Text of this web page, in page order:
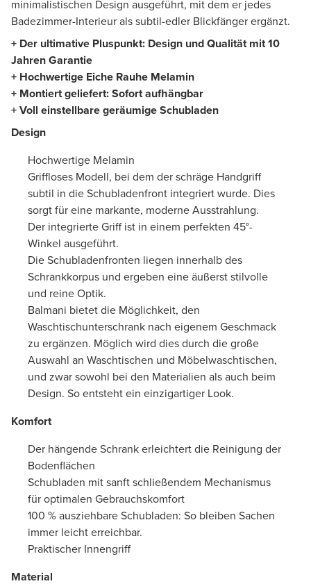
minimalistischen Design ausgeführt, mit dem er jedes
Badezimmer-Interieur als subtil-edler Blickfänger ergänzt.
+ Der ultimative Pluspunkt: Design und Qualität mit 10
Jahren Garantie
+ Hochwertige Eiche Rauhe Melamin
+ Montiert geliefert: Sofort aufhängbar
+ Voll einstellbare geräumige Schubladen
Design
Hochwertige Melamin
Griffloses Modell, bei dem der schräge Handgriff
subtil in die Schubladenfront integriert wurde. Dies
sorgt für eine markante, moderne Ausstrahlung.
Der integrierte Griff ist in einem perfekten 45°-
Winkel ausgeführt.
Die Schubladenfronten liegen innerhalb des
Schrankkorpus und ergeben eine äußerst stilvolle
und reine Optik.
Balmani bietet die Möglichkeit, den
Waschtischunterschrank nach eigenem Geschmack
zu ergänzen. Möglich wird dies durch die große
Auswahl an Waschtischen und Möbelwaschtischen,
und zwar sowohl bei den Materialien als auch beim
Design. So entsteht ein einzigartiger Look.
Komfort
Der hängende Schrank erleichtert die Reinigung der
Bodenflächen
Schubladen mit sanft schließendem Mechanismus
für optimalen Gebrauchskomfort
100 % ausziehbare Schubladen: So bleiben Sachen
immer leicht erreichbar.
Praktischer Innengriff
Material